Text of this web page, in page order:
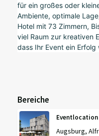
für ein großes oder
Ambiente, optimale
Hotel mit 73 Zimmern,
viel Raum zur kreativen
dass Ihr Event ein
Bereiche
Eventlocation
Augsburg,